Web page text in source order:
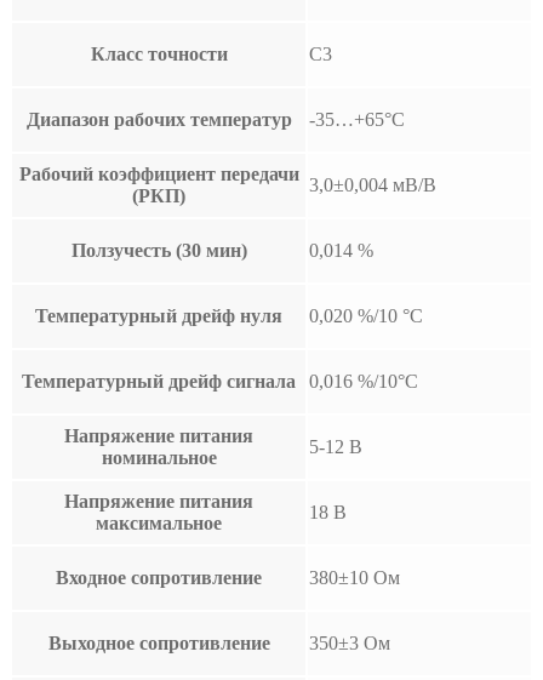
Класс точности C3
Диапазон рабочих температур -35…+65°С
Рабочий коэффициент передачи
(РКП)
3,0±0,004 мВ/В
Ползучесть (30 мин) 0,014 %
Температурный дрейф нуля 0,020 %/10 °С
Температурный дрейф сигнала 0,016 %/10°C
Напряжение питания
номинальное
5-12 В
Напряжение питания
максимальное
18 В
Входное сопротивление 380±10 Ом
Выходное сопротивление 350±3 Ом